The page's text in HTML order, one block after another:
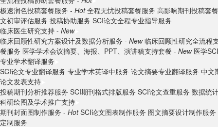
极速润色投稿套餐服务 - Hot 全程无忧投稿套餐服务 高影响期刊投稿套
文初审评估服务 投稿协助服务 SCI论文全程专业指导服务
临床医生研究支持 - New
临床回顾性研究方案设计及数据分析服务 - New 临床回顾性研究全流程
餐服务 医学学术会议摘要、海报、PPT、演讲稿支持套餐 - New 医学
专业学术翻译服务
SCI论文专业翻译服务 专业学术英译中服务 论文摘要专业翻译服务 中文
论文发表支持
投稿期刊分析推荐服务 SCI期刊格式排版服务 SCI论文查重服务 数据统
科研绘图及学术推广支持
期刊封面图制作服务 - Hot SCI论文图表制作服务 图文摘要设计制作服务
定制服务